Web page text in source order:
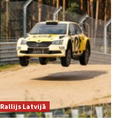
Rallijs Latvijā